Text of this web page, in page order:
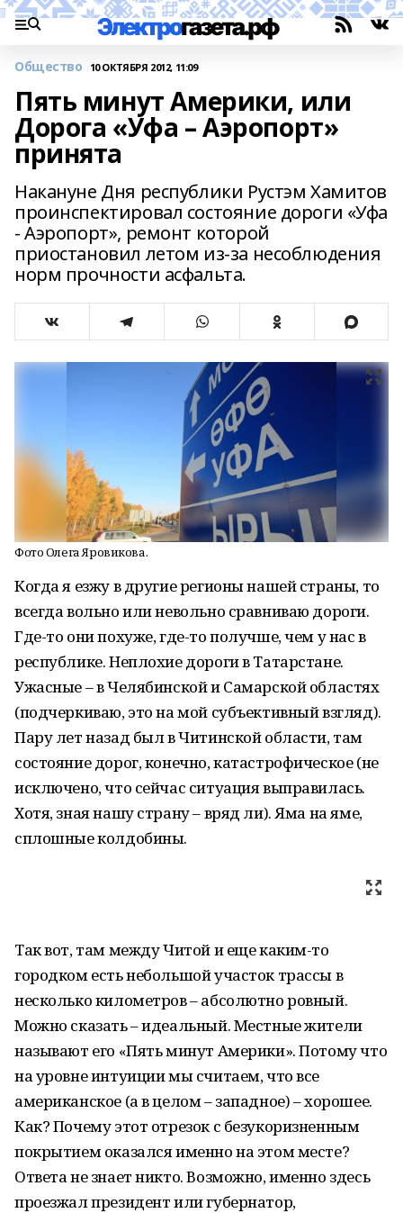
Общество 10 ОКТЯБРЯ 2012, 11:09
Пять минут Америки, или
Дорога «Уфа – Аэропорт»
принята
Накануне Дня республики Рустэм Хамитов
проинспектировал состояние дороги «Уфа
- Аэропорт», ремонт которой
приостановил летом из-за несоблюдения
норм прочности асфальта.
Фото Олега Яровикова.
Когда я езжу в другие регионы нашей страны, то
всегда вольно или невольно сравниваю дороги.
Где-то они похуже, где-то получше, чем у нас в
республике. Неплохие дороги в Татарстане.
Ужасные – в Челябинской и Самарской областях
(подчеркиваю, это на мой субъективный взгляд).
Пару лет назад был в Читинской области, там
состояние дорог, конечно, катастрофическое (не
исключено, что сейчас ситуация выправилась.
Хотя, зная нашу страну – вряд ли). Яма на яме,
сплошные колдобины.
Так вот, там между Читой и еще каким-то
городком есть небольшой участок трассы в
несколько километров – абсолютно ровный.
Можно сказать – идеальный. Местные жители
называют его «Пять минут Америки». Потому что
на уровне интуиции мы считаем, что все
американское (а в целом – западное) – хорошее.
Как? Почему этот отрезок с безукоризненным
покрытием оказался именно на этом месте?
Ответа не знает никто. Возможно, именно здесь
проезжал президент или губернатор,